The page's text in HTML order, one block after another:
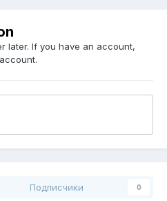
later. If you have an account,
Подписчики 0